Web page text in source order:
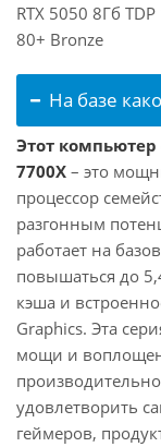
RTX 5050 8Гб
80+ Bronze
На базе
Этот компьютер
7700X – это
процессор
разгонным
работает на
повышаться до
кэша и
Graphics. Эта
мощи и
удовлетворить
геймеров,